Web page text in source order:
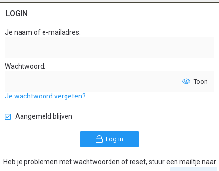
LOGIN
Je naam of e-mailadres
Wachtwoord
Toon
Je wachtwoord vergeten?
Aangemeld blijven
Log in
Heb je problemen met wachtwoorden of reset, stuur een mailtje naar